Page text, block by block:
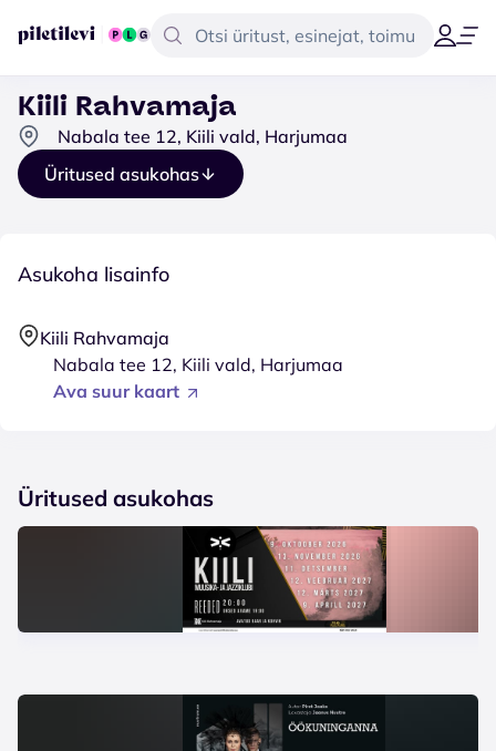
Kiili Rahvamaja
Nabala tee 12, Kiili vald, Harjumaa
Üritused asukohas
Asukoha lisainfo
Kiili Rahvamaja
Nabala tee 12, Kiili vald, Harjumaa
Ava suur kaart
Üritused asukohas